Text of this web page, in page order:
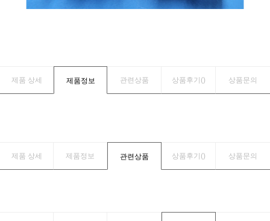
제품 상세 제품정보 관련상품 상품후기() 상품문의
제품 상세 제품정보 관련상품 상품후기() 상품문의